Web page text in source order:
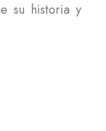
su historia y